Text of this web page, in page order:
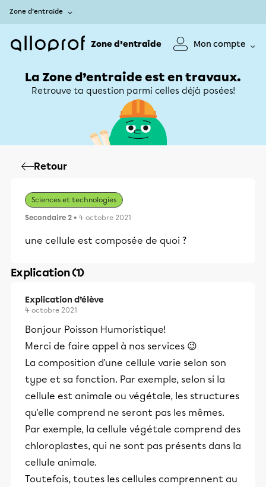
Zone d’entraide
Zone d’entraide Mon compte
La Zone d’entraide est en travaux.
Retrouve ta question parmi celles déjà posées!
Retour
Sciences et technologies
Secondaire 2 • 4 octobre 2021
une cellule est composée de quoi ?
Explication (1)
Explication d’élève
4 octobre 2021
Bonjour Poisson Humoristique!
Merci de faire appel à nos services 😉
La composition d'une cellule varie selon son
type et sa fonction. Par exemple, selon si la
cellule est animale ou végétale, les structures
qu'elle comprend ne seront pas les mêmes.
Par exemple, la cellule végétale comprend des
chloroplastes, qui ne sont pas présents dans la
cellule animale.
Toutefois, toutes les cellules comprennent au